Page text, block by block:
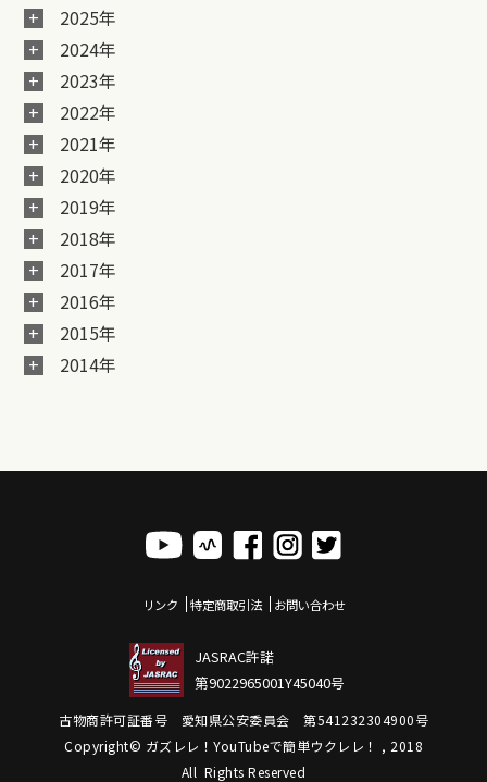
2025年
2024年
2023年
2022年
2021年
2020年
2019年
2018年
2017年
2016年
2015年
2014年
リンク 特定商取引法 お問い合わせ
JASRAC許諾
第9022965001Y45040号
古物商許可証番号 愛知県公安委員会 第541232304900号
Copyright© ガズレレ！YouTubeで簡単ウクレレ！ , 2018
All Rights Reserved